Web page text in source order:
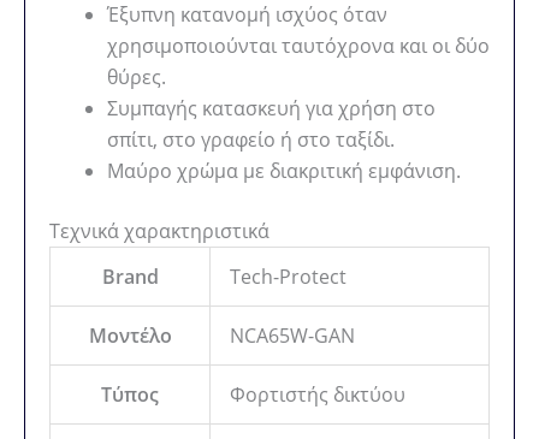
Έξυπνη κατανομή ισχύος όταν
χρησιμοποιούνται ταυτόχρονα και οι δύο
θύρες.
Συμπαγής κατασκευή για χρήση στο
σπίτι, στο γραφείο ή στο ταξίδι.
Μαύρο χρώμα με διακριτική εμφάνιση.
Τεχνικά χαρακτηριστικά
Brand
Tech-Protect
Μοντέλο NCA65W-GAN
Τύπος Φορτιστής δικτύου